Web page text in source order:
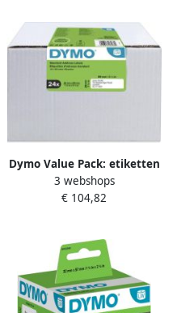
Dymo Value Pack: etiketten
LabelWriter ft 89 x 28 mm
wit doos van 24 x 130
3 webshops
€ 104,82